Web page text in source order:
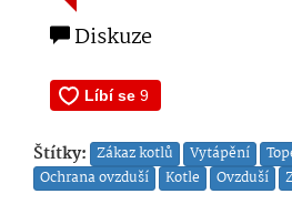
Diskuze
Štítky: Zákaz kotlů Vytápění
Ochrana ovzduší
Kotle Ovzduší